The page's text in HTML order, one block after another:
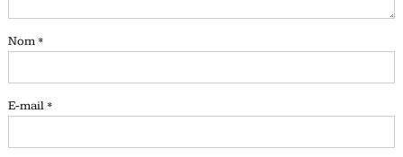
Nom *
E-mail *